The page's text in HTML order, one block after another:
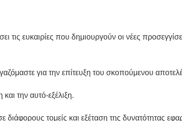
τις ευκαιρίες που δημιουργούν οι νέες
για την επίτευξη του σκοπούμενου
την αυτό-εξέλιξη.
τομείς και εξέταση της δυνατότητας